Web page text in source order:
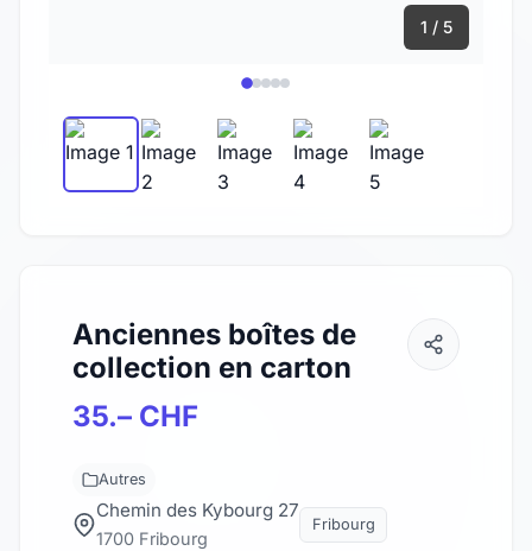
1 / 5
Anciennes boîtes de
collection en carton
35.– CHF
Autres
Chemin des Kybourg 27
1700 Fribourg
Fribourg